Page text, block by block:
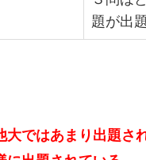
題が出
大ではあまり出題さ